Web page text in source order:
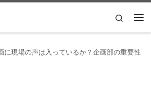
Search
に現場の声は入っているか？企画部の重要性